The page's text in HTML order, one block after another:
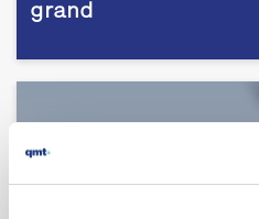
grand